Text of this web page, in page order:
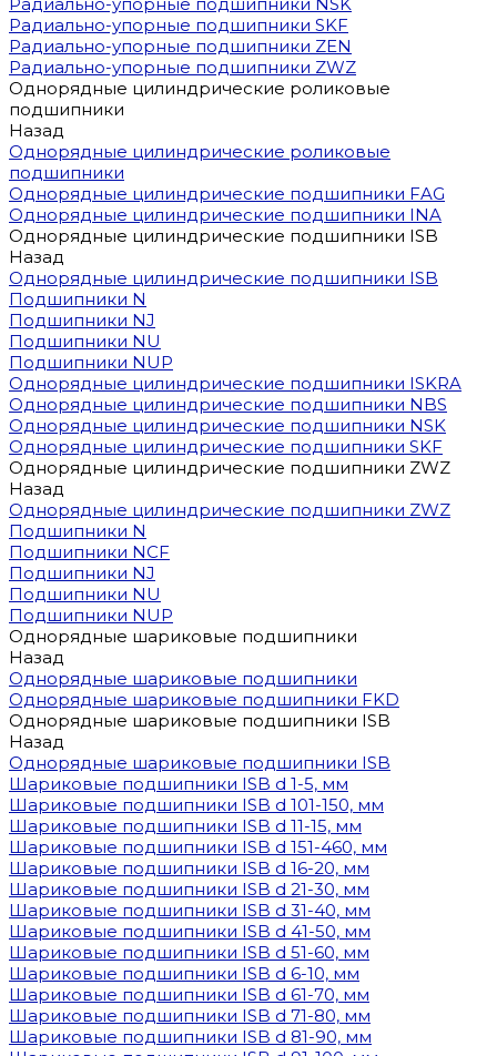
Радиально-упорные подшипники SKF
Радиально-упорные подшипники ZEN
Радиально-упорные подшипники ZWZ
Однорядные цилиндрические роликовые
подшипники
Назад
Однорядные цилиндрические роликовые
подшипники
Однорядные цилиндрические подшипники FAG
Однорядные цилиндрические подшипники INA
Однорядные цилиндрические подшипники ISB
Назад
Однорядные цилиндрические подшипники ISB
Подшипники N
Подшипники NJ
Подшипники NU
Подшипники NUP
Однорядные цилиндрические подшипники ISKRA
Однорядные цилиндрические подшипники NBS
Однорядные цилиндрические подшипники NSK
Однорядные цилиндрические подшипники SKF
Однорядные цилиндрические подшипники ZWZ
Назад
Однорядные цилиндрические подшипники ZWZ
Подшипники N
Подшипники NCF
Подшипники NJ
Подшипники NU
Подшипники NUP
Однорядные шариковые подшипники
Назад
Однорядные шариковые подшипники
Однорядные шариковые подшипники FKD
Однорядные шариковые подшипники ISB
Назад
Однорядные шариковые подшипники ISB
Шариковые подшипники ISB d 1-5, мм
Шариковые подшипники ISB d 101-150, мм
Шариковые подшипники ISB d 11-15, мм
Шариковые подшипники ISB d 151-460, мм
Шариковые подшипники ISB d 16-20, мм
Шариковые подшипники ISB d 21-30, мм
Шариковые подшипники ISB d 31-40, мм
Шариковые подшипники ISB d 41-50, мм
Шариковые подшипники ISB d 51-60, мм
Шариковые подшипники ISB d 6-10, мм
Шариковые подшипники ISB d 61-70, мм
Шариковые подшипники ISB d 71-80, мм
Шариковые подшипники ISB d 81-90, мм